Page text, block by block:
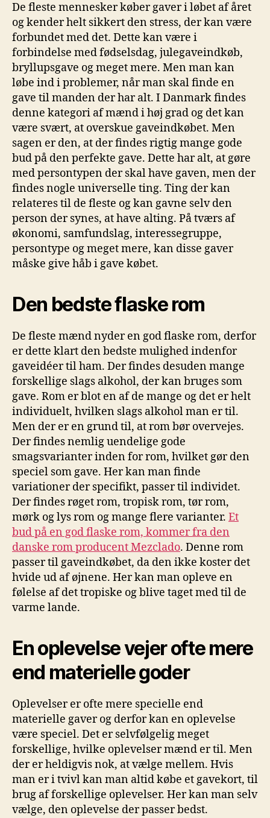
De fleste mennesker køber gaver i løbet af året
og kender helt sikkert den stress, der kan være
forbundet med det. Dette kan være i
forbindelse med fødselsdag, julegaveindkøb,
bryllupsgave og meget mere. Men man kan
løbe ind i problemer, når man skal finde en
gave til manden der har alt. I Danmark findes
denne kategori af mænd i høj grad og det kan
være svært, at overskue gaveindkøbet. Men
sagen er den, at der findes rigtig mange gode
bud på den perfekte gave. Dette har alt, at gøre
med persontypen der skal have gaven, men der
findes nogle universelle ting. Ting der kan
relateres til de fleste og kan gavne selv den
person der synes, at have alting. På tværs af
økonomi, samfundslag, interessegruppe,
persontype og meget mere, kan disse gaver
måske give håb i gave købet.
Den bedste flaske rom
De fleste mænd nyder en god flaske rom, derfor
er dette klart den bedste mulighed indenfor
gaveidéer til ham. Der findes desuden mange
forskellige slags alkohol, der kan bruges som
gave. Rom er blot en af de mange og det er helt
individuelt, hvilken slags alkohol man er til.
Men der er en grund til, at rom bør overvejes.
Der findes nemlig uendelige gode
smagsvarianter inden for rom, hvilket gør den
speciel som gave. Her kan man finde
variationer der specifikt, passer til individet.
Der findes røget rom, tropisk rom, tør rom,
mørk og lys rom og mange flere varianter. Et
bud på en god flaske rom, kommer fra den
danske rom producent Mezclado. Denne rom
passer til gaveindkøbet, da den ikke koster det
hvide ud af øjnene. Her kan man opleve en
følelse af det tropiske og blive taget med til de
varme lande.
En oplevelse vejer ofte mere
end materielle goder
Oplevelser er ofte mere specielle end
materielle gaver og derfor kan en oplevelse
være speciel. Det er selvfølgelig meget
forskellige, hvilke oplevelser mænd er til. Men
der er heldigvis nok, at vælge mellem. Hvis
man er i tvivl kan man altid købe et gavekort, til
brug af forskellige oplevelser. Her kan man selv
vælge, den oplevelse der passer bedst.